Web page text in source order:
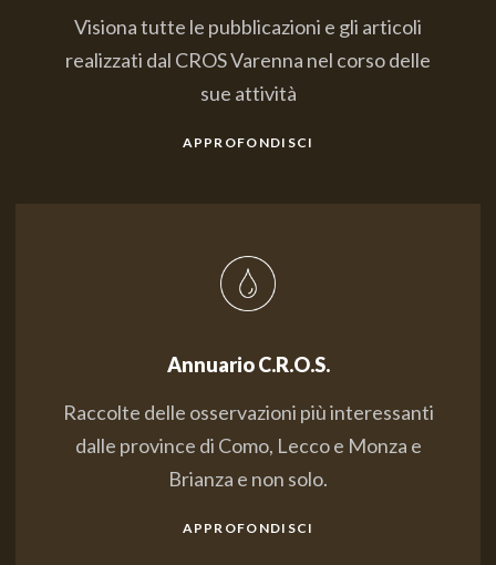
Visiona tutte le pubblicazioni e gli articoli
realizzati dal CROS Varenna nel corso delle
sue attività
APPROFONDISCI
Annuario C.R.O.S.
Raccolte delle osservazioni più interessanti
dalle province di Como, Lecco e Monza e
Brianza e non solo.
APPROFONDISCI